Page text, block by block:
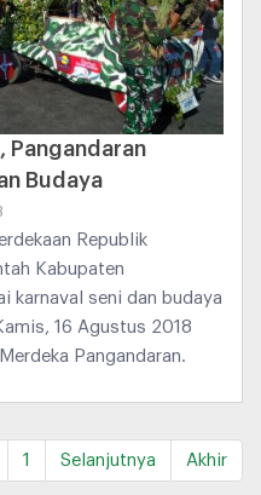
Pangandaran
Budaya
Republik
Kabupaten
karnaval seni dan budaya
16 Agustus 2018
Pangandaran.
1 Selanjutnya Akhir